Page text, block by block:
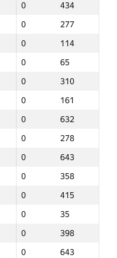
0
434
0
277
0
114
0
65
0
310
0
161
0
632
0
278
0
643
0
358
0
415
0
35
0
398
0
643
Итого
GP30 Место